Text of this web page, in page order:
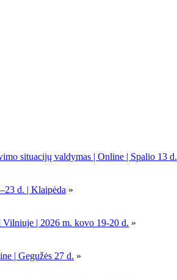
situacijų valdymas | Online | Spalio 13 d.
d. | Klaipėda »
Vilniuje | 2026 m. kovo 19-20 d. »
| Gegužės 27 d. »